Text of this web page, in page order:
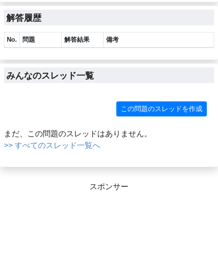
解答履歴
No. 問題 解答結果 備考
みんなのスレッド一覧
この問題のスレッドを作成
まだ、この問題のスレッドはありません。
>> すべてのスレッド一覧へ
スポンサー